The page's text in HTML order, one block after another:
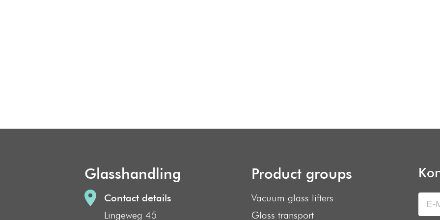
Glasshandling
Contact details
Lingeweg 45
Product groups
Vacuum glass lifters
Glass transport